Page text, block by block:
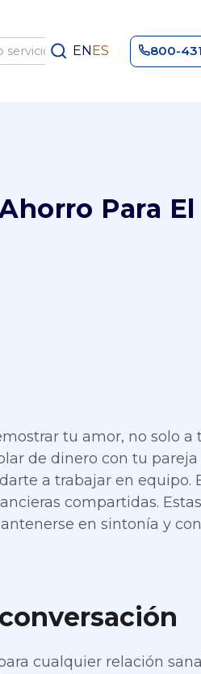
ENES 800-
Para El
tu amor, no solo a
de dinero con tu
a trabajar en equipo.
compartidas.
en sintonía y
cualquier relación